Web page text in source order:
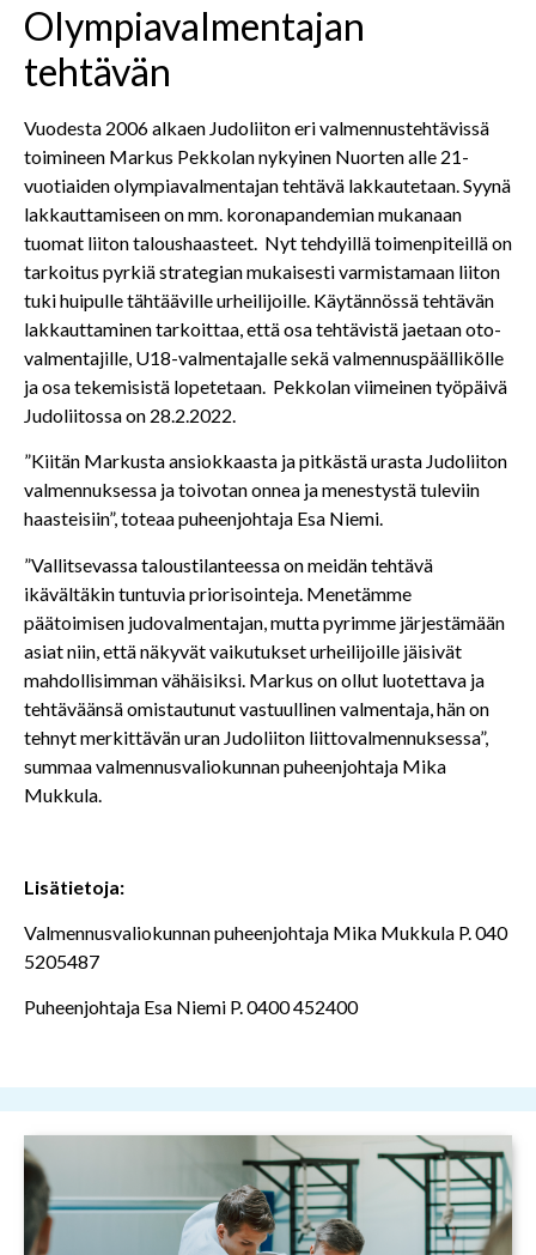
Olympiavalmentajan
tehtävän
Vuodesta 2006 alkaen Judoliiton eri valmennustehtävissä
toimineen Markus Pekkolan nykyinen Nuorten alle 21-
vuotiaiden olympiavalmentajan tehtävä lakkautetaan. Syynä
lakkauttamiseen on mm. koronapandemian mukanaan
tuomat liiton taloushaasteet. Nyt tehdyillä toimenpiteillä on
tarkoitus pyrkiä strategian mukaisesti varmistamaan liiton
tuki huipulle tähtääville urheilijoille. Käytännössä tehtävän
lakkauttaminen tarkoittaa, että osa tehtävistä jaetaan oto-
valmentajille, U18-valmentajalle sekä valmennuspäällikölle
ja osa tekemisistä lopetetaan. Pekkolan viimeinen työpäivä
Judoliitossa on 28.2.2022.
”Kiitän Markusta ansiokkaasta ja pitkästä urasta Judoliiton
valmennuksessa ja toivotan onnea ja menestystä tuleviin
haasteisiin”, toteaa puheenjohtaja Esa Niemi.
​”Vallitsevassa taloustilanteessa on meidän tehtävä
ikävältäkin tuntuvia priorisointeja. Menetämme
päätoimisen judovalmentajan, mutta pyrimme järjestämään
asiat niin, että näkyvät vaikutukset urheilijoille jäisivät
mahdollisimman vähäisiksi. Markus on ollut luotettava ja
tehtäväänsä omistautunut vastuullinen valmentaja, hän on
tehnyt merkittävän uran Judoliiton liittovalmennuksessa”,
summaa valmennusvaliokunnan puheenjohtaja Mika
Mukkula.
Lisätietoja:
Valmennusvaliokunnan puheenjohtaja Mika Mukkula P. 040
5205487
Puheenjohtaja Esa Niemi P. 0400 452400